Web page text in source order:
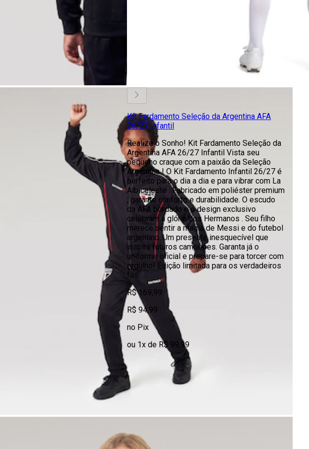
Kit Fardamento Seleção da Argentina AFA
26/27 Infantil
Realize o Sonho! Kit Fardamento Seleção da
Argentina AFA 26/27 Infantil Vista seu
pequeno craque com a paixão da Seleção
Argentina ! O Kit Fardamento Infantil 26/27 é
perfeito para o dia a dia e para vibrar com La
Albiceleste . Fabricado em poliéster premium
, garante conforto e durabilidade. O escudo
da AFA bordado e o design exclusivo
celebram a glória dos Hermanos . Seu filho
merece sentir a magia de Messi e do futebol
argentino. Um presente inesquecível que
inspira futuros campeões. Garanta já o
uniforme oficial e prepare-se para torcer com
orgulho! Edição limitada para os verdadeiros
fãs.
R$ 169,99
R$ 94,99
no Pix
ou 1x de R$ 99,99